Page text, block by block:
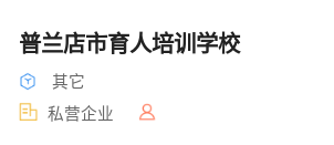
普兰店市育人培训学校
其它
私营企业